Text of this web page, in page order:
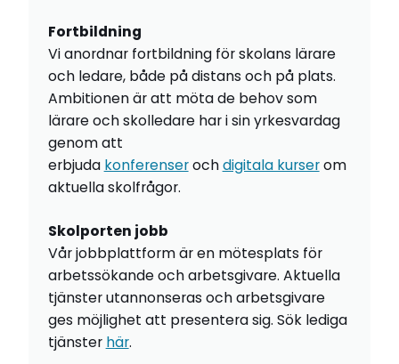
Fortbildning
Vi anordnar fortbildning för skolans lärare
och ledare, både på distans och på plats.
Ambitionen är att möta de behov som
lärare och skolledare har i sin yrkesvardag
genom att
erbjuda konferenserochdigitala kurserom
aktuella skolfrågor.
Skolporten jobb
Vår jobbplattform är en mötesplats för
arbetssökande och arbetsgivare. Aktuella
tjänster utannonseras och arbetsgivare
ges möjlighet att presentera sig. Sök lediga
tjänster här.